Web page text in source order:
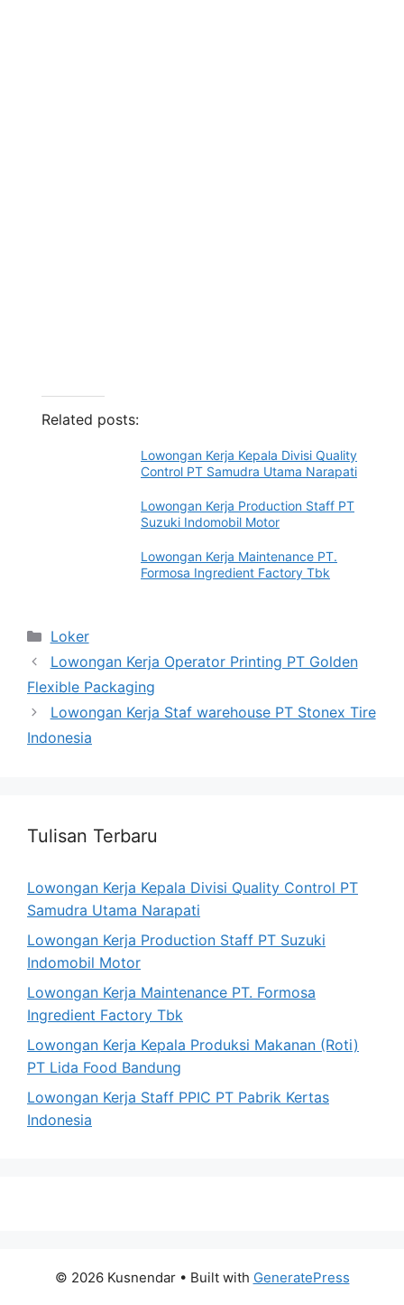
Related posts:
Lowongan Kerja Kepala Divisi Quality
Control PT Samudra Utama Narapati
Lowongan Kerja Production Staff PT
Suzuki Indomobil Motor
Lowongan Kerja Maintenance PT.
Formosa Ingredient Factory Tbk
Categories
Loker
Lowongan Kerja Operator Printing PT Golden
Flexible Packaging
Lowongan Kerja Staf warehouse PT Stonex Tire
Indonesia
Tulisan Terbaru
Lowongan Kerja Kepala Divisi Quality Control PT
Samudra Utama Narapati
Lowongan Kerja Production Staff PT Suzuki
Indomobil Motor
Lowongan Kerja Maintenance PT. Formosa
Ingredient Factory Tbk
Lowongan Kerja Kepala Produksi Makanan (Roti)
PT Lida Food Bandung
Lowongan Kerja Staff PPIC PT Pabrik Kertas
Indonesia
© 2026 Kusnendar• Built with GeneratePress